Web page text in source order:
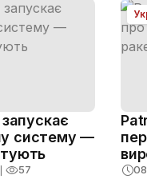
систему —
❘ 57